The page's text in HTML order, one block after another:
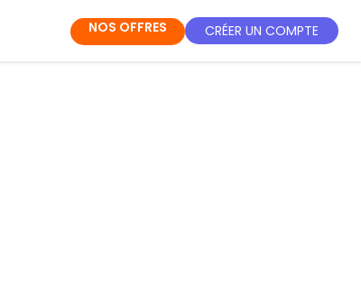
NOS OFFRES CRÉER UN COMPTE